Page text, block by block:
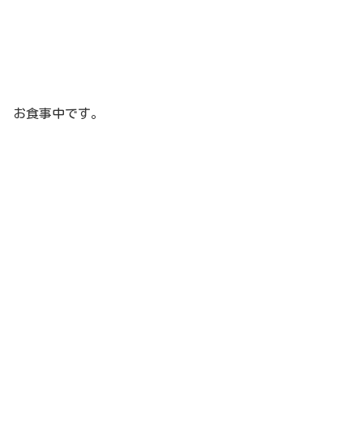
お食事中です。